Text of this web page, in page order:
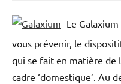
Le
vous prévenir, le
qui se fait en matière de
cadre ‘domestique’. Au